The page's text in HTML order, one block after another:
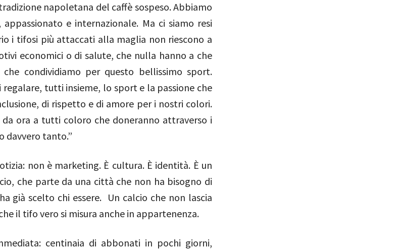
napoletana del caffè sospeso. Abbiamo
e internazionale. Ma ci siamo resi
i tifosi più attaccati alla maglia non riescono a
economici o di salute, che nulla hanno a che
condividiamo per questo bellissimo sport.
regalare, tutti insieme, lo sport e la passione che
di rispetto e di amore per i nostri colori.
da ora a tutti coloro che doneranno attraverso i
davvero tanto.”
non è marketing. È cultura. È identità. È un
che parte da una città che non ha bisogno di
già scelto chi essere. Un calcio che non lascia
il tifo vero si misura anche in appartenenza.
centinaia di abbonati in pochi giorni,